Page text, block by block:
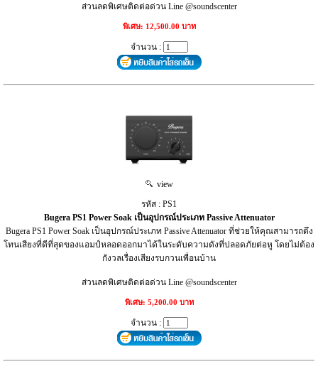
ส่วนลดพิเศษติดต่อด่วน Line @soundscenter
พิเศษ: 12,500.00 บาท
จำนวน :
view
รหัส : PS1
Bugera PS1 Power Soak เป็นอุปกรณ์ประเภท Passive Attenuator
Bugera PS1 Power Soak เป็นอุปกรณ์ประเภท Passive Attenuator ที่ช่วยให้คุณสามารถดึง
โทนเสียงที่ดีที่สุดของแอมป์หลอดออกมาได้ในระดับความดังที่ปลอดภัยต่อหู โดยไม่ต้อง
กังวลเรื่องเสียงรบกวนเพื่อนบ้าน
ส่วนลดพิเศษติดต่อด่วน Line @soundscenter
พิเศษ: 5,200.00 บาท
จำนวน :